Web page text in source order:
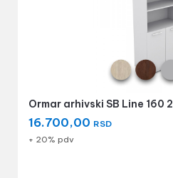
Ormar arhivski SB Line 160 2
16.700,00 RSD
+ 20% pdv